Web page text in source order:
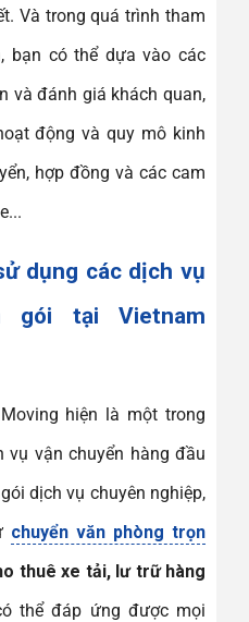
Và trong quá trình tham
bạn có thể dựa vào các
và đánh giá khách quan,
động và quy mô kinh
hợp đồng và các cam
dụng các dịch vụ
gói tại Vietnam
hiện là một trong
vận chuyển hàng đầu
dịch vụ chuyên nghiệp,
chuyển văn phòng trọn
thuê xe tải, lư trữ hàng
thể đáp ứng được mọi